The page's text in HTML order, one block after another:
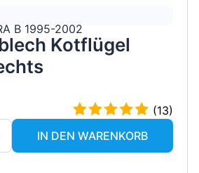
B 1995-2002
Kotflügel
(13)
IN DEN WARENKORB